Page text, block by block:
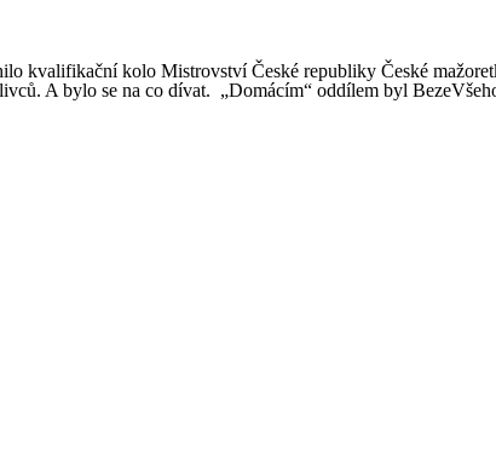
kvalifikační kolo Mistrovství České republiky České
A bylo se na co dívat. „Domácím“ oddílem byl
Václav